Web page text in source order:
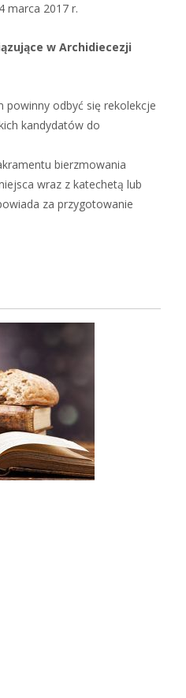
marca 2017 r.
w Archidiecezji
powinny odbyć się rekolekcje
kandydatów do
bierzmowania
wraz z katechetą lub
za przygotowanie